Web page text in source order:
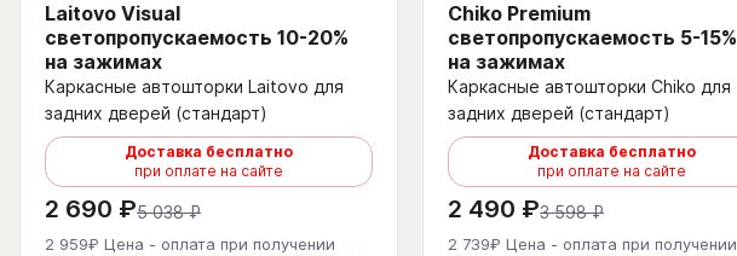
Laitovo Visual
светопропускаемость 10-20%
на зажимах
Каркасные автошторки Laitovo для
задних дверей (стандарт)
Доставка бесплатно
при оплате на сайте
2 690 ₽5 038 ₽
2 959₽ Цена - оплата при получении
Chiko Premium
светопропускаемость 5-15%
на зажимах
Каркасные автошторки Chiko для
задних дверей (стандарт)
Доставка бесплатно
при оплате на сайте
2 490 ₽3 598 ₽
2 739₽ Цена - оплата при получении